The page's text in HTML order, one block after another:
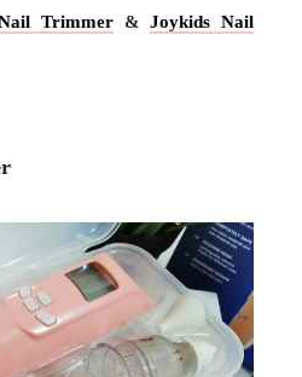
Trimmer &Joykids Nail